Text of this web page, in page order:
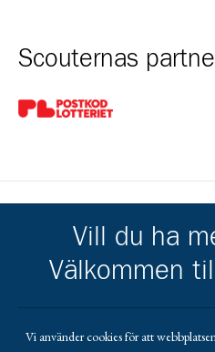
Scouternas
Gå till pl_50
Kårens partners
Gå till https:// Gå till
Vill du ha
Välkommen
Vi använder cookies för att